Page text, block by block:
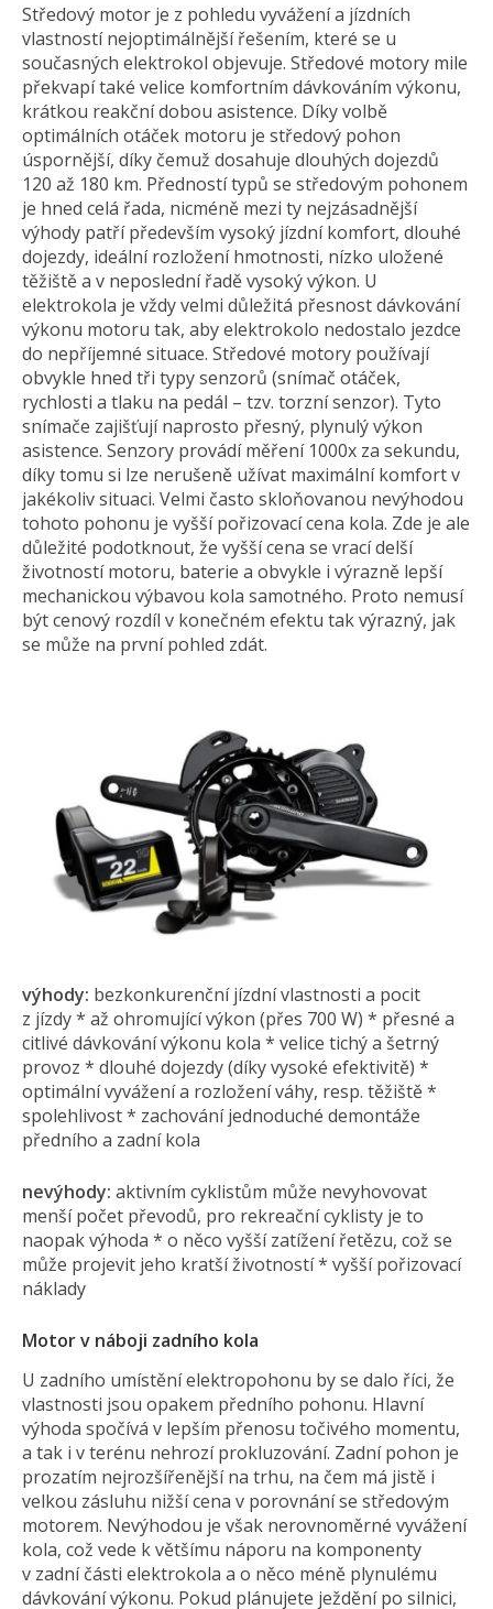
Středový motor je z pohledu vyvážení a jízdních
vlastností nejoptimálnější řešením, které se u
současných elektrokol objevuje. Středové motory mile
překvapí také velice komfortním dávkováním výkonu,
krátkou reakční dobou asistence. Díky volbě
optimálních otáček motoru je středový pohon
úspornější, díky čemuž dosahuje dlouhých dojezdů
120 až 180 km. Předností typů se středovým pohonem
je hned celá řada, nicméně mezi ty nejzásadnější
výhody patří především vysoký jízdní komfort, dlouhé
dojezdy, ideální rozložení hmotnosti, nízko uložené
těžiště a v neposlední řadě vysoký výkon. U
elektrokola je vždy velmi důležitá přesnost dávkování
výkonu motoru tak, aby elektrokolo nedostalo jezdce
do nepříjemné situace. Středové motory používají
obvykle hned tři typy senzorů (snímač otáček,
rychlosti a tlaku na pedál – tzv. torzní senzor). Tyto
snímače zajišťují naprosto přesný, plynulý výkon
asistence. Senzory provádí měření 1000x za sekundu,
díky tomu si lze nerušeně užívat maximální komfort v
jakékoliv situaci. Velmi často skloňovanou nevýhodou
tohoto pohonu je vyšší pořizovací cena kola. Zde je ale
důležité podotknout, že vyšší cena se vrací delší
životností motoru, baterie a obvykle i výrazně lepší
mechanickou výbavou kola samotného. Proto nemusí
být cenový rozdíl v konečném efektu tak výrazný, jak
se může na první pohled zdát.
výhody: bezkonkurenční jízdní vlastnosti a pocit
z jízdy * až ohromující výkon (přes 700 W) * přesné a
citlivé dávkování výkonu kola * velice tichý a šetrný
provoz * dlouhé dojezdy (díky vysoké efektivitě) *
optimální vyvážení a rozložení váhy, resp. těžiště *
spolehlivost * zachování jednoduché demontáže
předního a zadní kola
nevýhody: aktivním cyklistům může nevyhovovat
menší počet převodů, pro rekreační cyklisty je to
naopak výhoda * o něco vyšší zatížení řetězu, což se
může projevit jeho kratší životností * vyšší pořizovací
náklady
Motor v náboji zadního kola
U zadního umístění elektropohonu by se dalo říci, že
vlastnosti jsou opakem předního pohonu. Hlavní
výhoda spočívá v lepším přenosu točivého momentu,
a tak i v terénu nehrozí prokluzování. Zadní pohon je
prozatím nejrozšířenější na trhu, na čem má jistě i
velkou zásluhu nižší cena v porovnání se středovým
motorem. Nevýhodou je však nerovnoměrné vyvážení
kola, což vede k většímu náporu na komponenty
v zadní části elektrokola a o něco méně plynulému
dávkování výkonu. Pokud plánujete ježdění po silnici,